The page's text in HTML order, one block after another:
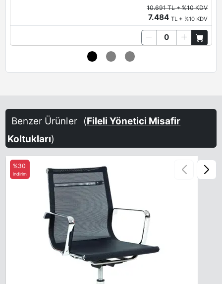
10.691 TL + %10 KDV
7.484TL + %10 KDV
Benzer Ürünler (Fileli Yönetici Misafir
Koltukları)
%30
indirim